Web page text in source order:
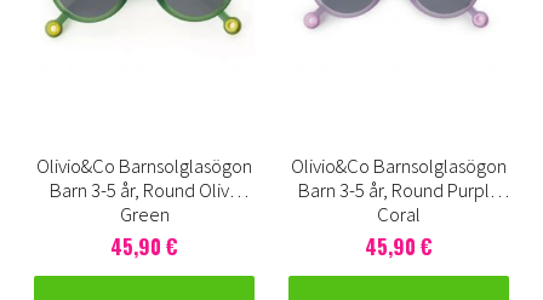
Olivio&Co Barnsolglasögon
Barn 3-5 år, Round Olive
Green
45,90 €
Olivio&Co Barnsolglasögon
Barn 3-5 år, Round Purple
Coral
45,90 €